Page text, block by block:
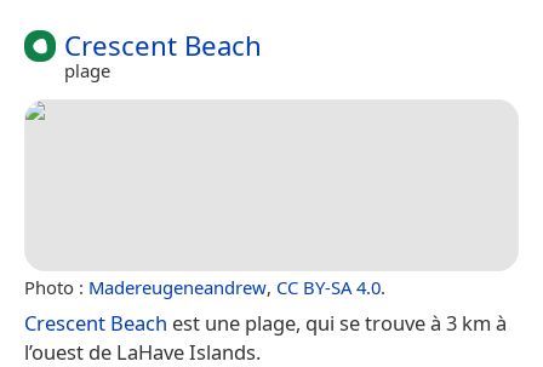
Crescent Beach
plage
Photo : Madereugeneandrew, CC BY-SA 4.0.
Crescent Beach est une plage, qui se trouve à 3 km à
l’ouest de LaHave Islands.